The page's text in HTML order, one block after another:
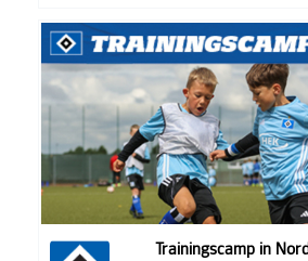
Trainingscamp in